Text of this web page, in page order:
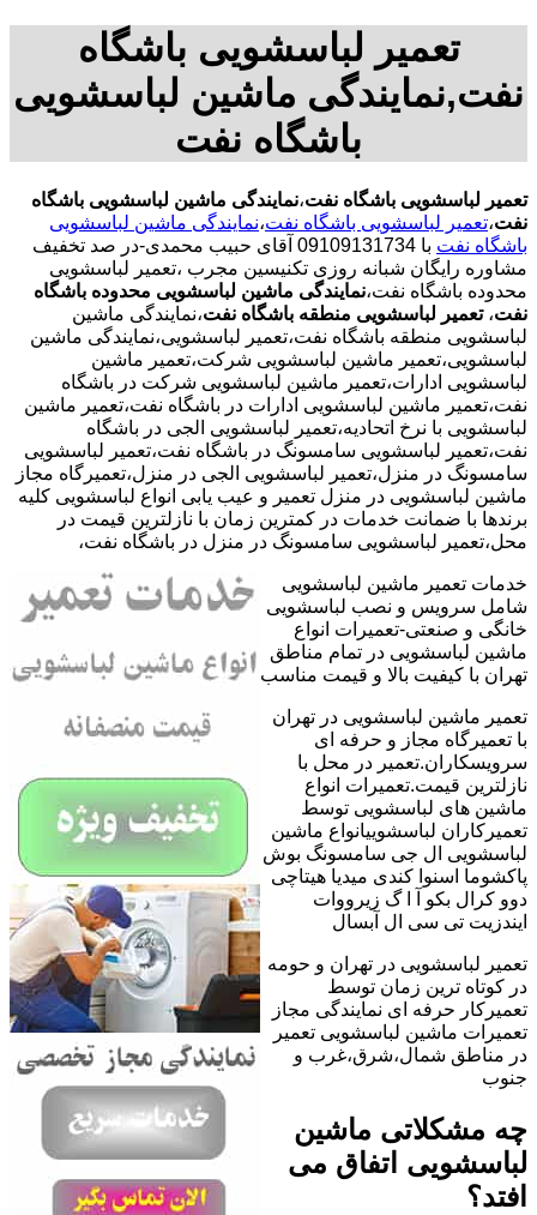
تعمیر لباسشویی باشگاه
نفت,نمایندگی ماشین لباسشویی
باشگاه نفت
تعمیر لباسشویی باشگاه نفت،نمایندگی ماشین لباسشویی باشگاه
نفت،تعمیر لباسشویی باشگاه نفت،نمایندگی ماشین لباسشویی
باشگاه نفت با
09109131734 آقای حبیب محمدی-در صد تخفیف
مشاوره رایگان شبانه روزی تکنیسین مجرب ،تعمیر لباسشویی
محدوده باشگاه نفت،نمایندگی ماشین لباسشویی محدوده باشگاه
نفت، تعمیر لباسشویی منطقه باشگاه نفت،نمایندگی ماشین
لباسشویی منطقه باشگاه نفت،تعمیر لباسشویی،نمایندگی ماشین
لباسشویی،تعمیر ماشین لباسشویی شرکت،تعمیر ماشین
لباسشویی ادارات،تعمیر ماشین لباسشویی شرکت در باشگاه
نفت،تعمیر ماشین لباسشویی ادارات در باشگاه نفت،تعمیر ماشین
لباسشویی با نرخ اتحادیه،تعمیر لباسشویی الجی در باشگاه
نفت،تعمیر لباسشویی سامسونگ در باشگاه نفت،تعمیر لباسشویی
سامسونگ در منزل،تعمیر لباسشویی الجی در منزل،تعمیرگاه مجاز
ماشین لباسشویی در منزل تعمیر و عیب یابی انواع لباسشویی کلیه
برندها با ضمانت خدمات در کمترین زمان با نازلترین قیمت در
محل،تعمیر لباسشویی سامسونگ در منزل در باشگاه نفت،
خدمات تعمیر ماشین لباسشویی
شامل سرویس و نصب لباسشویی
خانگی و صنعتی-تعمیرات انواع
ماشین لباسشویی در تمام مناطق
تهران با کیفیت بالا و قیمت مناسب
تعمیر ماشین لباسشویی در تهران
با تعمیرگاه مجاز و حرفه ای
سرویسکاران.تعمیر در محل با
نازلترین قیمت.تعمیرات انواع
ماشین های لباسشویی توسط
تعمیرکاران لباسشوییانواع ماشین
لباسشویی ال جی سامسونگ بوش
پاکشوما اسنوا کندی میدیا هیتاچی
دوو کرال بکو آ ا گ زیرووات
ایندزیت تی سی ال آبسال
تعمیر لباسشویی در تهران و حومه
در کوتاه ترین زمان توسط
تعمیرکار حرفه ای نمایندگی مجاز
تعمیرات ماشین لباسشویی تعمیر
در مناطق شمال،شرق،غرب و
جنوب
چه مشکلاتی ماشین
لباسشویی اتفاق می
افتد؟